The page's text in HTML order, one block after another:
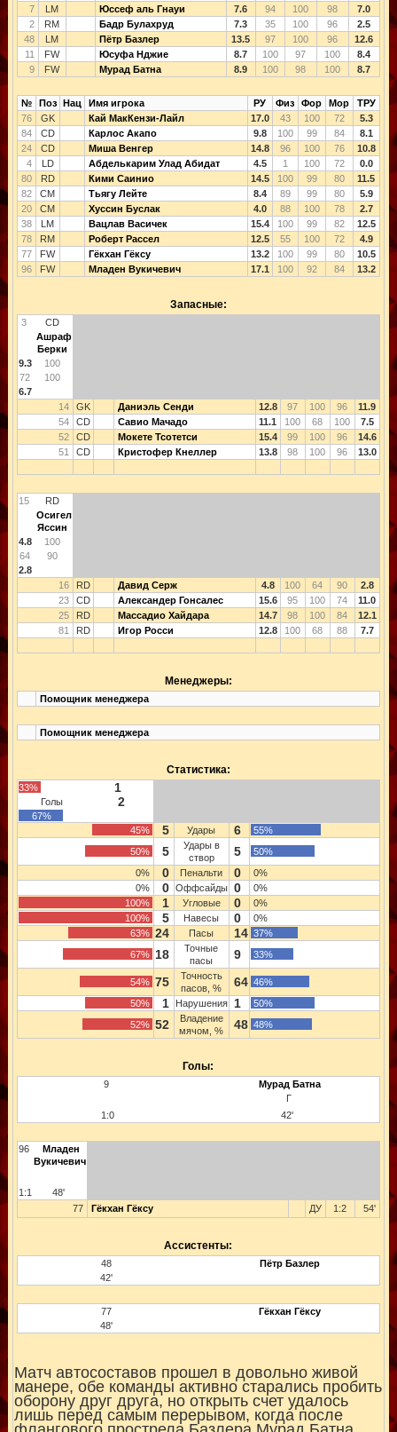
7
LM Юссеф аль Гнауи 7.6 94 100 98
7.0
2
RM Бадр Булахруд 7.3 35 100 96
2.5
48
LM Пётр Базлер 13.5 97 100 96
12.6
11
FW Юсуфа Нджие 8.7 100 97 100
8.4
9
FW Мурад Батна 8.9 100 98 100 8.7
№ Поз Нац Имя игрока РУ Физ Фор Мор
ТРУ
76
GK Кай МакКензи-Лайл 17.0 43 100 72
5.3
84
CD Карлос Акапо 9.8 100 99 84
8.1
24
CD Миша Венгер 14.8 96 100 76
10.8
4
LD Абделькарим Улад Абидат 4.5 1 100 72
0.0
80
RD Кими Саинио 14.5 100 99 80
11.5
82
CM Тьягу Лейте 8.4 89 99 80
5.9
20
CM Хуссин Буслак 4.0 88 100 78
2.7
38
LM Вацлав Васичек 15.4 100 99 82
12.5
78
RM Роберт Рассел 12.5 55 100 72
4.9
77
FW Гёкхан Гёксу 13.2 100 99 80
10.5
96
FW Младен Вукичевич 17.1 100 92 84 13.2
Запасные:
3
CD
Ашраф
Берки
9.3
100
72
100
6.7
14
GK Даниэль Сенди 12.8 97 100 96
11.9
54
CD Савио Мачадо 11.1 100 68 100
7.5
52
CD Мокете Тсотетси 15.4 99 100 96
14.6
51
CD Кристофер Кнеллер 13.8 98 100 96 13.0
15
RD
Осигел
Яссин
4.8
100
64
90
2.8
16
RD Давид Серж 4.8 100 64 90
2.8
23
CD Александер Гонсалес 15.6 95 100 74
11.0
25
RD Массадио Хайдара 14.7 98 100 84
12.1
81
RD Игор Росси 12.8 100 68 88 7.7
Менеджеры:
Помощник менеджера
Помощник менеджера
Статистика:
33% 1
Голы 2
67%
45%
5 Удары 6
55%
50%
5
Удары в
створ
5
50%
0%
0 Пенальти 0
0%
0%
0 Оффсайды 0
0%
100%
1 Угловые 0
0%
100%
5 Навесы 0
0%
63% 24 Пасы 14 37%
67% 18
Точные
пасы
9 33%
54% 75
Точность
пасов, %
64 46%
50%
1 Нарушения 1
50%
52% 52
Владение
мячом, %
48 48%
Голы:
9
Мурад Батна
Г
1:0
42'
96
Младен
Вукичевич
1:1
48'
77
Гёкхан Гёксу ДУ 1:2 54'
Ассистенты:
48
Пётр Базлер
42'
77
Гёкхан Гёксу
48'
Матч автосоставов прошел в довольно живой
манере, обе команды активно старались пробить
оборону друг друга, но открыть счет удалось
лишь перед самым перерывом, когда после